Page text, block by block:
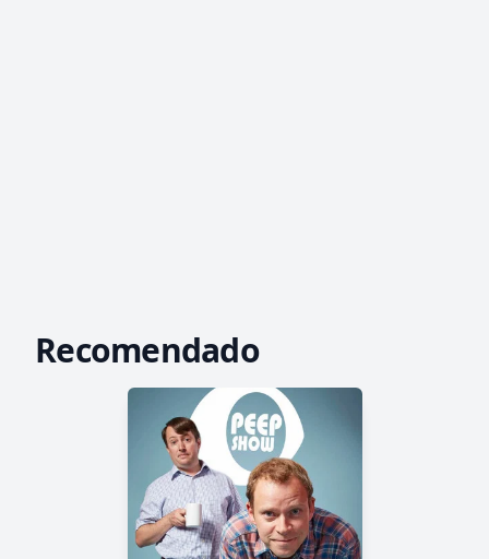
Recomendado